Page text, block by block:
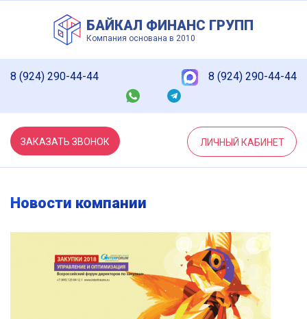
БАЙКАЛ ФИНАНС ГРУПП
Компания основана в 2010
8 (924) 290-44-44 8 (924) 290-44-44
ЛИЧНЫЙ КАБИНЕТ
ЗАКАЗАТЬ ЗВОНОК
Новости компании